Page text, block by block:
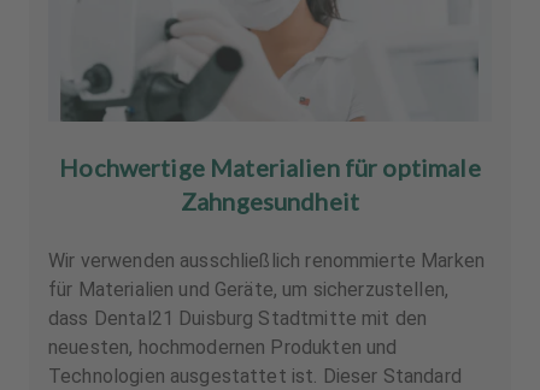
Hochwertige Materialien für optimale
Zahngesundheit
Wir verwenden ausschließlich renommierte Marken
für Materialien und Geräte, um sicherzustellen,
dass Dental21 Duisburg Stadtmitte mit den
neuesten, hochmodernen Produkten und
Technologien ausgestattet ist. Dieser Standard